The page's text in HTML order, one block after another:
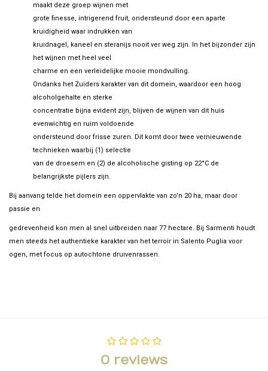
maakt deze groep wijnen met
grote finesse, intrigerend fruit, ondersteund door een aparte
kruidigheid waar indrukken van
kruidnagel, kaneel en steranijs nooit ver weg zijn. In het bijzonder zijn
het wijnen met heel veel
charme en een verleidelijke mooie mondvulling.
Ondanks het Zuiders karakter van dit domein, waardoor een hoog
alcoholgehalte en sterke
concentratie bijna evident zijn, blijven de wijnen van dit huis
evenwichtig en ruim voldoende
ondersteund door frisse zuren. Dit komt door twee vernieuwende
technieken waarbij (1) selectie
van de droesem en (2) de alcoholische gisting op 22°C de
belangrijkste pijlers zijn.
Bij aanvang telde het domein een oppervlakte van zo'n 20 ha, maar door
passie en
gedrevenheid kon men al snel uitbreiden naar 77 hectare. Bij Sarmenti houdt
men steeds het authentieke karakter van het terroir in Salento Puglia voor
ogen, met focus op autochtone druivenrassen.
0 reviews